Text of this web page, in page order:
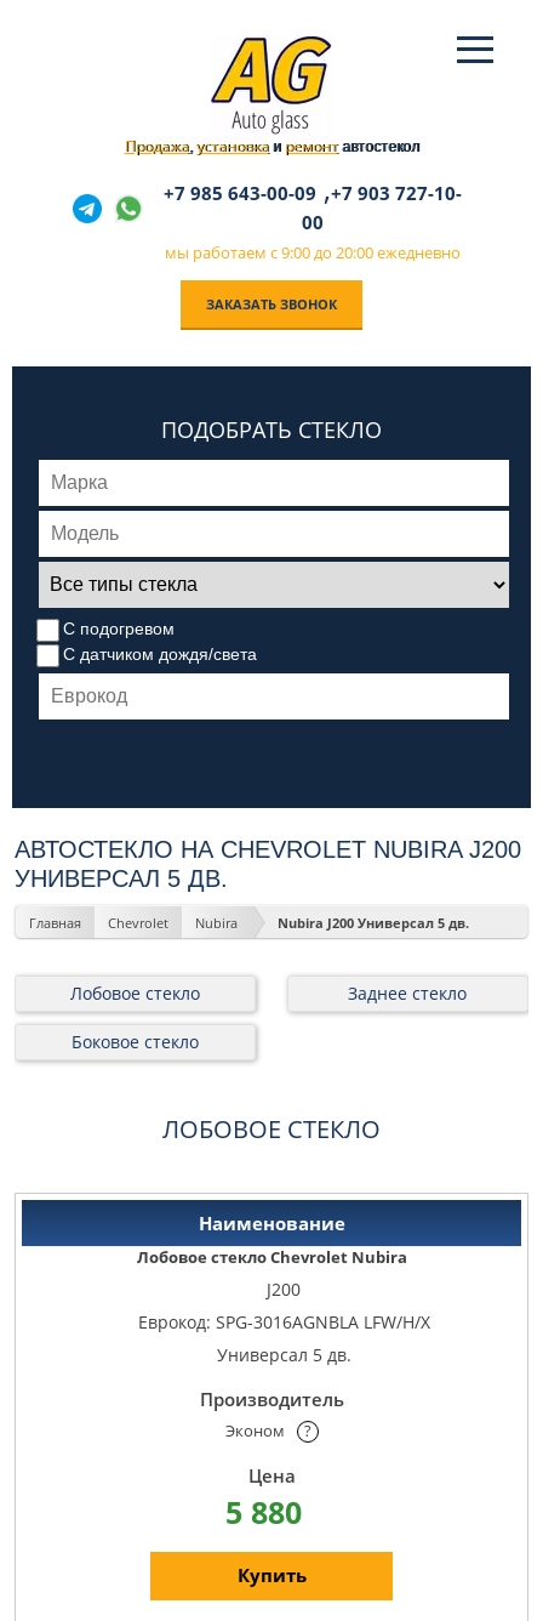
Продажа,установкаи ремонтавтостекол
+7 985 643-00-09 ,+7 903 727-10-
00
мы работаем с 9:00 до 20:00 ежедневно
ЗАКАЗАТЬ ЗВОНОК
ПОДОБРАТЬ СТЕКЛО
С подогревом
С датчиком дождя/света
АВТОСТЕКЛО НА CHEVROLET NUBIRA J200
УНИВЕРСАЛ 5 ДВ.
Главная Chevrolet Nubira Nubira J200 Универсал 5 дв.
Лобовое стекло Заднее стекло
Боковое стекло
ЛОБОВОЕ СТЕКЛО
Лобовое стекло Chevrolet Nubira
J200
Еврокод: SPG-3016AGNBLA LFW/H/X
Универсал 5 дв.
Эконом ?
5 880
Купить